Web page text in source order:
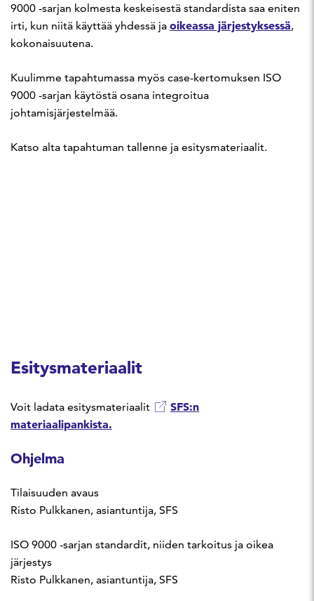
9000 -sarjan kolmesta keskeisestä standardista saa eniten
irti, kun niitä käyttää yhdessä ja oikeassa järjestyksessä,
kokonaisuutena.
Kuulimme tapahtumassa myös case-kertomuksen ISO
9000 -sarjan käytöstä osana integroitua
johtamisjärjestelmää.
Katso alta tapahtuman tallenne ja esitysmateriaalit.
Esitysmateriaalit
Voit ladata esitysmateriaalit
SFS:n
materiaalipankista.
Ohjelma
Tilaisuuden avaus
Risto Pulkkanen, asiantuntija, SFS
ISO 9000 -sarjan standardit, niiden tarkoitus ja oikea
järjestys
Risto Pulkkanen, asiantuntija, SFS